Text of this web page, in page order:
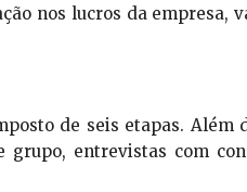
nos lucros da empresa,
de seis etapas. Além
grupo, entrevistas com